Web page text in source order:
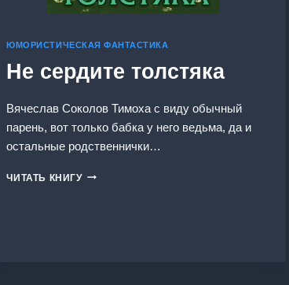
ЮМОРИСТИЧЕСКАЯ ФАНТАСТИКА
Не сердите толстяка
Вячеслав Соколов Тимоха с виду обычный
парень, вот только бабка у него ведьма, да и
остальные родственнички…
ЧИТАТЬ КНИГУНЕ